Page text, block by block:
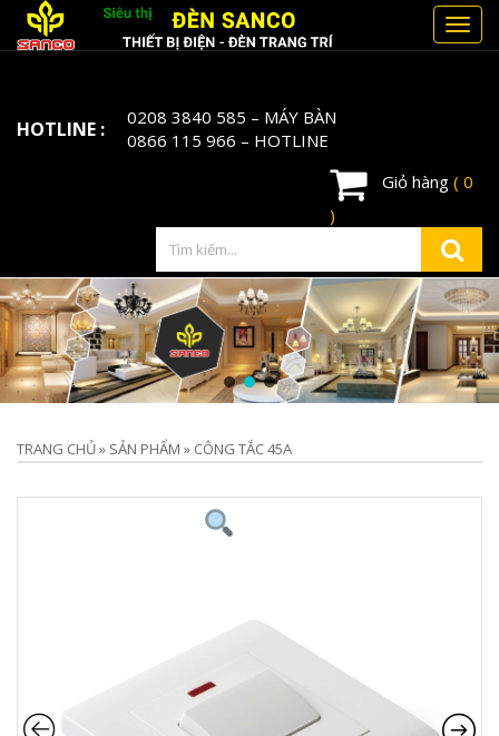
HOTLINE : 0208 3840 585 – MÁY BÀN
0866 115 966 – HOTLINE
Giỏ hàng ( 0
)
TRANG CHỦ» SẢN PHẨM » CÔNG TẮC 45A